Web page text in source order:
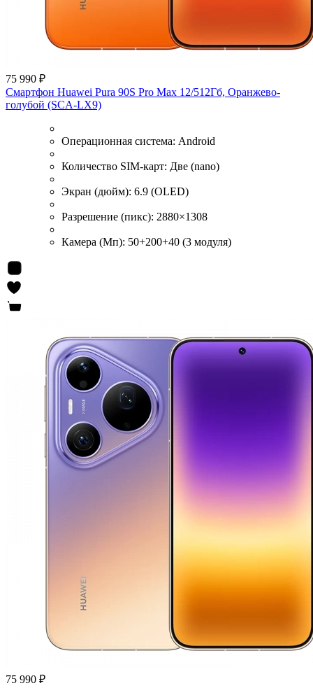
75 990 ₽
Смартфон Huawei Pura 90S Pro Max 12/512Гб, Оранжево-
голубой (SCA-LX9)
Операционная система: Android
Количество SIM-карт: Две (nano)
Экран (дюйм): 6.9 (OLED)
Разрешение (пикс): 2880×1308
Камера (Мп): 50+200+40 (3 модуля)
75 990 ₽